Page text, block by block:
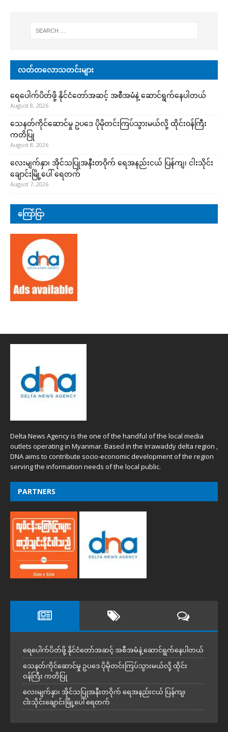
လတ်တလောသတင်းများ
ရေပေါက်ပိတ်ဖို့ နိုင်ငံတော်အဆင့် အစီအမံနဲ့ ဆောင်ရွက်နေပါတယ်
August 8, 2026
သေနတ်ကိုင်ဆောင်မှု ဥပဒေ ပိုမိုတင်းကြပ်သွားမယ်လို့ ထိုင်းဝန်ကြီး
ကတိပြု
August 8, 2026
လေးမျက်နှာ၊ အိုင်သပြုအနီးတဝိုက် ရေအနည်းငယ် ပြန်ကျ၊ ငါးသိုင်း
ချောင်းမြို့ပေါ် ရေတက်
August 7, 2026
ကြော်ငြာ
Delta News Agency is the one of the handful of the local media
outlets operating in Myanmar. Based in the Irrawaddy delta region ,
DNA aims to contribute socio-economic development of the region
serving the information needs of the local public.
PARTNERS
ရေပေါက်ပိတ်ဖို့ နိုင်ငံတော်အဆင့် အစီအမံနဲ့ ဆောင်ရွက်နေပါတယ်
သေနတ်ကိုင်ဆောင်မှု ဥပဒေ ပိုမိုတင်းကြပ်သွားမယ်လို့ ထိုင်း
ဝန်ကြီး ကတိပြု
လေးမျက်နှာ၊ အိုင်သပြုအနီးတဝိုက် ရေအနည်းငယ် ပြန်ကျ၊
ငါးသိုင်းချောင်းမြို့ပေါ် ရေတက်